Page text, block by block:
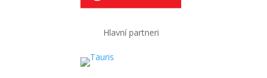
Hlavní partneri